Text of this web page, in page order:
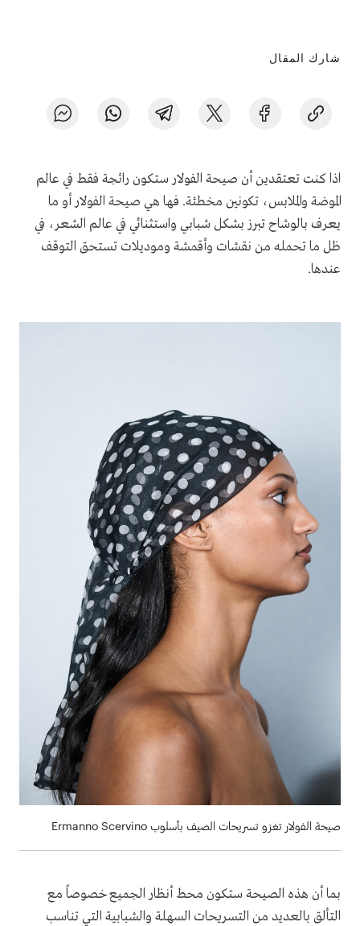
شارك المقال
اذا كنت تعتقدين أن صيحة الفولار ستكون رائجة فقط في عالم
الموضة والملابس، تكونين مخطئة. فها هي صيحة الفولار أو ما
يعرف بالوشاح تبرز بشكل شبابي واستثنائي في عالم الشعر، في
ظل ما تحمله من نقشات وأقمشة وموديلات تستحق التوقف
عندها.
صيحة الفولار تغزو تسريحات الصيف بأسلوب Ermanno Scervino
بما أن هذه الصيحة ستكون محط أنظار الجميع خصوصاً مع
التألق بالعديد من التسريحات السهلة والشبابية التي تناسب